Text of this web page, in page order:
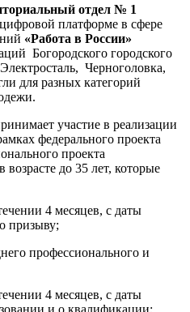
отдел № 1
платформе в сфере
«Работа в России»
Богородского городского
Черноголовка,
для разных категорий
участие в реализации
федерального проекта
проекта
до 35 лет, которые
4 месяцев, с даты
призыву;
профессионального и
4 месяцев, с даты
и о квалификации;